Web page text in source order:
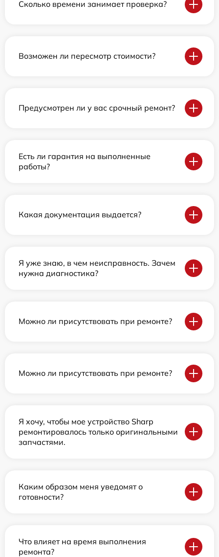
Сколько времени занимает проверка?
Возможен ли пересмотр стоимости?
Предусмотрен ли у вас срочный ремонт?
Есть ли гарантия на выполненные
работы?
Какая документация выдается?
Я уже знаю, в чем неисправность. Зачем
нужна диагностика?
Можно ли присутствовать при ремонте?
Можно ли присутствовать при ремонте?
Я хочу, чтобы мое устройство Sharp
ремонтировалось только оригинальными
запчастями.
Каким образом меня уведомят о
готовности?
Что влияет на время выполнения
ремонта?